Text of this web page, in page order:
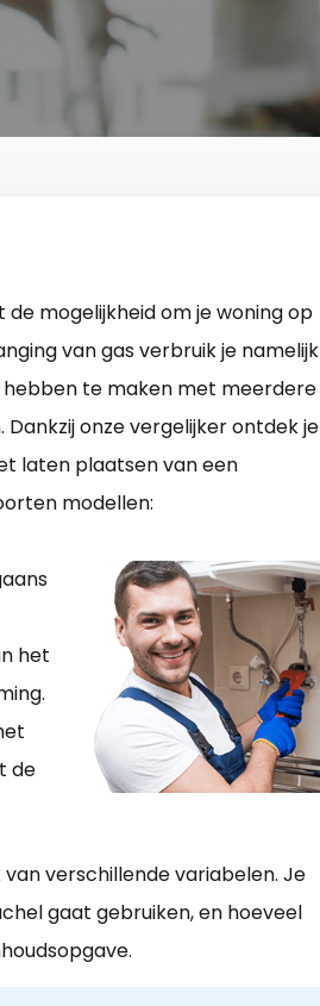
mogelijkheid om je woning op
van gas verbruik je namelijk
te maken met meerdere
onze vergelijker ontdek je
laten plaatsen van een
modellen:
het
de
verschillende variabelen. Je
gaat gebruiken, en hoeveel